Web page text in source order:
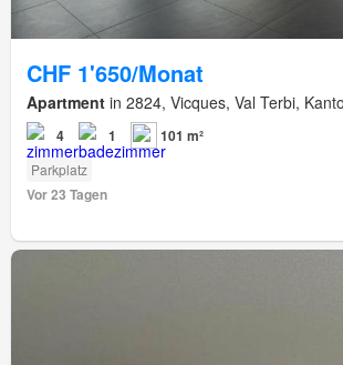
CHF 1'650/Monat
Apartment in 2824, Vicques, Val Terbi,
4 1 101 m²
Parkplatz
Vor 23 Tagen